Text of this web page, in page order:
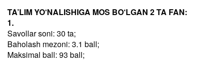
TA’LIM YO‘NALISHIGA MOS BO‘LGAN 2 TA FAN:
1.
Savollar soni: 30 ta;
Baholash mezoni: 3.1 ball;
Maksimal ball: 93 ball;